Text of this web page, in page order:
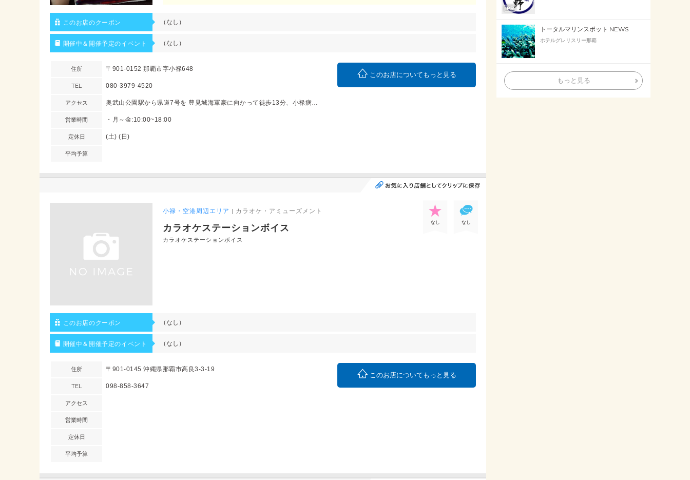
このお店のクーポン （なし）
開催中＆開催予定のイベント （なし）
住所 〒901-0152 那覇市字小禄648
TEL 080-3979-4520
アクセス 奥武山公園駅から県道7号を 豊見城海軍豪に向かって徒歩13分、小禄病院近く。
営業時間 ・月～金:10:00~18:00
定休日 (土) (日)
平均予算
このお店についてもっと見る
なし なし
小禄・空港周辺エリア | カラオケ・アミューズメント
カラオケステーションボイス
カラオケステーションボイス
このお店のクーポン （なし）
開催中＆開催予定のイベント （なし）
住所 〒901-0145 沖縄県那覇市高良3-3-19
TEL 098-858-3647
アクセス
営業時間
定休日
平均予算
このお店についてもっと見る
トータルマリンスポット NEWS
ホテルグレリスリー那覇
もっと見る